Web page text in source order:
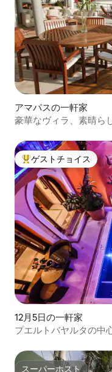
アマパスの一軒家
豪華なヴィラ、素晴ら
大好評のゲストチョイ
ゲストチョイス
12月5日の一軒家
プエルトバヤルタの中
スーパーホスト